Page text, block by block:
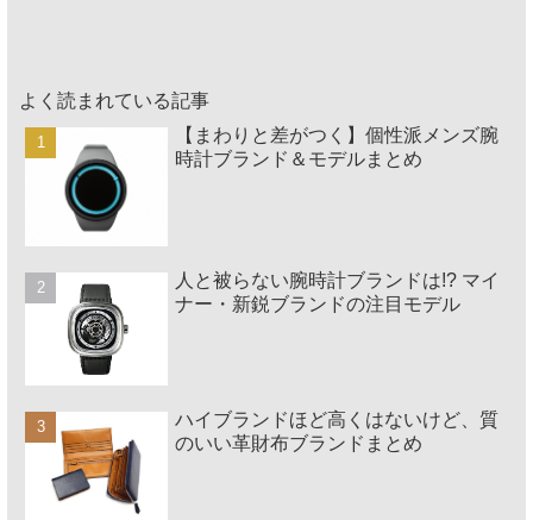
よく読まれている記事
【まわりと差がつく】個性派メンズ腕
時計ブランド＆モデルまとめ
人と被らない腕時計ブランドは!? マイ
ナー・新鋭ブランドの注目モデル
ハイブランドほど高くはないけど、質
のいい革財布ブランドまとめ